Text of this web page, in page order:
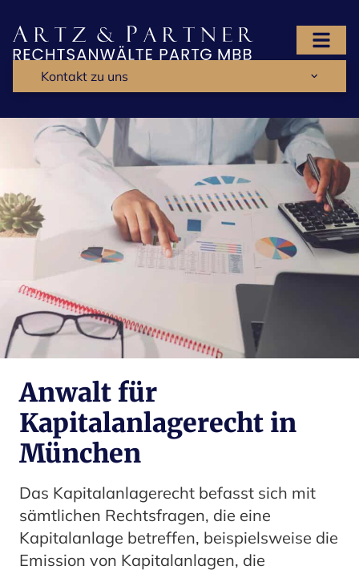
Kontakt zu uns
Anwalt für
Kapitalanlagerecht in
München
Das Kapitalanlagerecht befasst sich mit
sämtlichen Rechtsfragen, die eine
Kapitalanlage betreffen, beispielsweise die
Emission von Kapitalanlagen, die